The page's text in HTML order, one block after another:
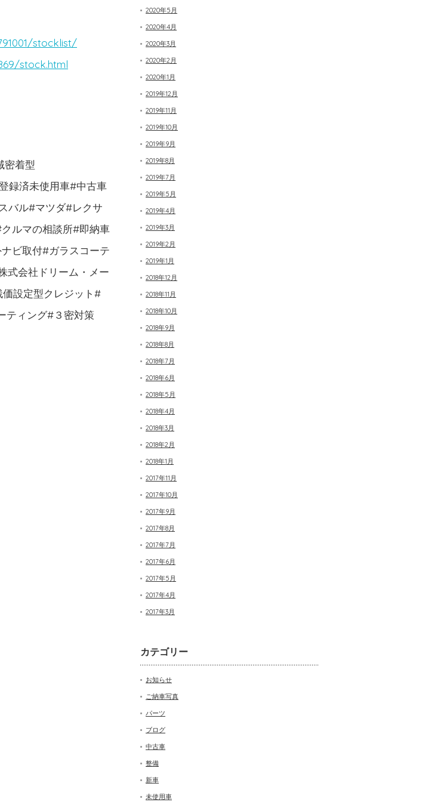
stocklist/
stock.html
密着型
録済未使用車#中古車
バル#マツダ#レクサ
ルマの相談所#即納車
ビ取付#ガラスコーテ
式会社ドリーム・メー
設定型クレジット#
ティング#３密対策
2020年5月
2020年4月
2020年3月
2020年2月
2020年1月
2019年12月
2019年11月
2019年10月
2019年9月
2019年8月
2019年7月
2019年5月
2019年4月
2019年3月
2019年2月
2019年1月
2018年12月
2018年11月
2018年10月
2018年9月
2018年8月
2018年7月
2018年6月
2018年5月
2018年4月
2018年3月
2018年2月
2018年1月
2017年11月
2017年10月
2017年9月
2017年8月
2017年7月
2017年6月
2017年5月
2017年4月
2017年3月
カテゴリー
お知らせ
ご納車写真
パーツ
ブログ
中古車
整備
新車
未使用車